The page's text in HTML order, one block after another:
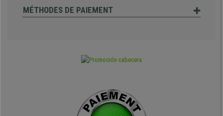
MÉTHODES DE PAIEMENT